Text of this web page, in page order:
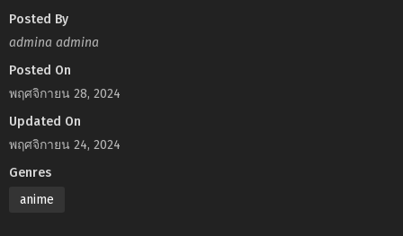
Posted By
admina admina
Posted On
พฤศจิกายน 28, 2024
Updated On
พฤศจิกายน 24, 2024
Genres
anime